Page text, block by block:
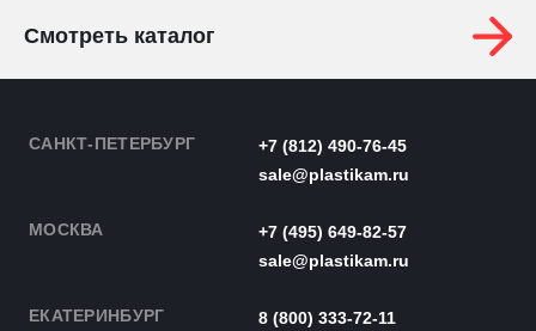
Смотреть каталог
САНКТ-ПЕТЕРБУРГ
+7 (812) 490-76-45
sale@plastikam.ru
МОСКВА
+7 (495) 649-82-57
sale@plastikam.ru
ЕКАТЕРИНБУРГ 8 (800) 333-72-11